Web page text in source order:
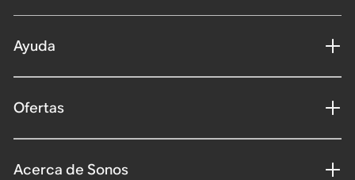
Ayuda
Ofertas
Acerca de Sonos